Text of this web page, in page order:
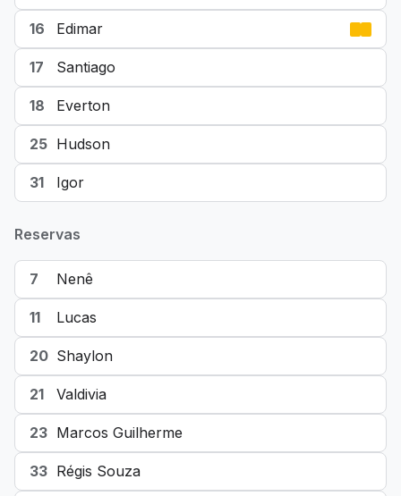
16 Edimar
17 Santiago
18 Everton
25 Hudson
31 Igor
Reservas
7 Nenê
11 Lucas
20 Shaylon
21 Valdivia
23 Marcos Guilherme
33 Régis Souza